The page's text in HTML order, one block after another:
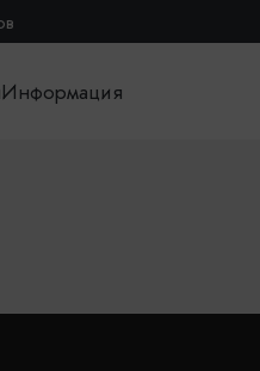
Информация